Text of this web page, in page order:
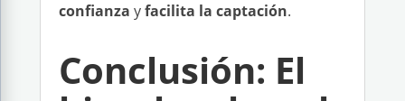
confianza yfacilita la captación.
Conclusión: El